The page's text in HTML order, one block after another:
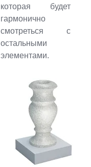
которая будет
гармонично
смотреться с
остальными
элементами.